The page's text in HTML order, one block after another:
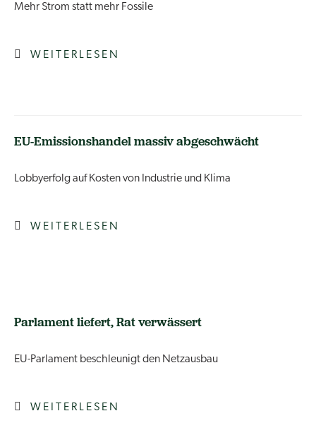
Mehr Strom statt mehr Fossile
WEITERLESEN
EU-Emissionshandel massiv abgeschwächt
Lobbyerfolg auf Kosten von Industrie und Klima
WEITERLESEN
Parlament liefert, Rat verwässert
EU-Parlament beschleunigt den Netzausbau
WEITERLESEN